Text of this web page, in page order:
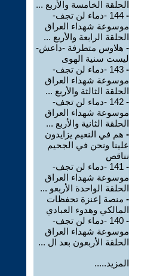
الحلقة الخامسة والأربع ...
-
144 -دماء لن تجف-
موسوعة شهداء العراق
الحلقة الرابعة والأربع ...
- هلاوس متطرفة -داعش-
ليست سنية الهوى
-
143 -دماء لن تجف-
موسوعة شهداء العراق
الحلقة الثالثة والأربع ...
-
142 -دماء لن تجف-
موسوعة شهداء العراق
الحلقة الثانية والأربع ...
- هم في النعيم يزايدون
علينا ونحن في الجحيم
نناقص
-
141 -دماء لن تجف-
موسوعة شهداء العراق
الحلقة الواحدة الأربعو ...
- منصة إعنزة تحفظات
المالكي وهدوء العبادي
-
140 -دماء لن تجف-
موسوعة شهداء العراق
الحلقة الأربعون بعد ال ...
المزيد.....